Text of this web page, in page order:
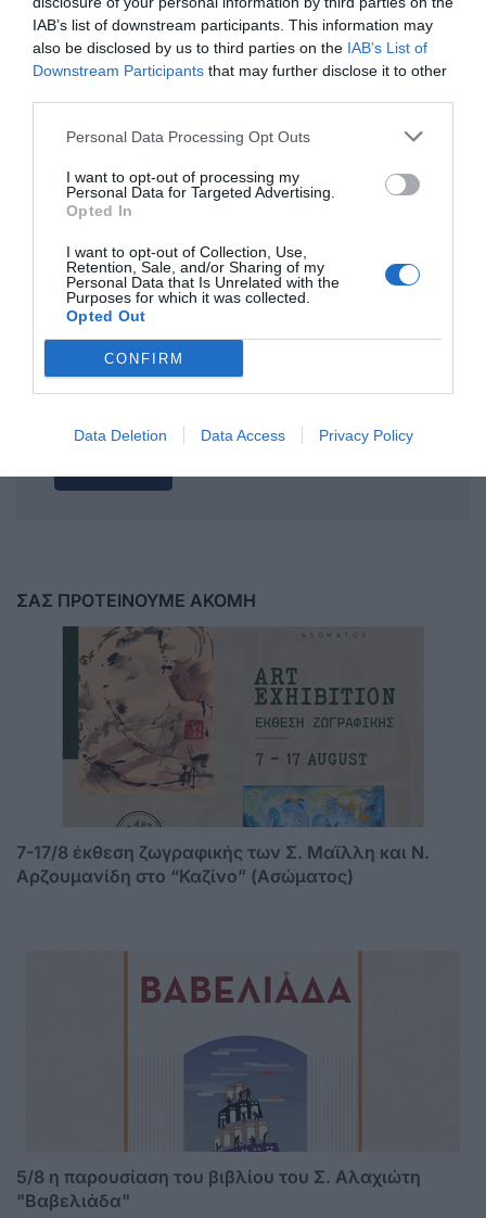
IAB’s list of downstream participants. This information may
also be disclosed by us to third parties on the IAB’s List of
Downstream Participants that may further disclose it to other
Personal Data Processing Opt Outs
I want to opt-out of processing my
Personal Data for Targeted Advertising.
Opted In
I want to opt-out of Collection, Use,
Retention, Sale, and/or Sharing of my
Personal Data that Is Unrelated with the
Purposes for which it was collected.
Opted Out
CONFIRM
Data Deletion Data Access Privacy Policy
ΤΙΤΛΟΣ
ΣΑΣ ΠΡΟΤΕΙΝΟΥΜΕ ΑΚΟΜΗ
7-17/8 έκθεση ζωγραφικής των Σ. Μαϊλλη και Ν.
Αρζουμανίδη στο “Καζίνο” (Ασώματος)
5/8 η παρουσίαση του βιβλίου του Σ. Αλαχιώτη
"Βαβελιάδα"